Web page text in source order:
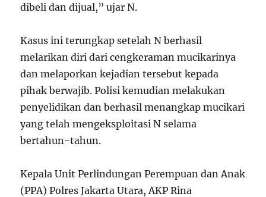
dibeli dan dijual,” ujar N.
Kasus ini terungkap setelah N berhasil
melarikan diri dari cengkeraman mucikarinya
dan melaporkan kejadian tersebut kepada
pihak berwajib. Polisi kemudian melakukan
penyelidikan dan berhasil menangkap mucikari
yang telah mengeksploitasi N selama
bertahun-tahun.
Kepala Unit Perlindungan Perempuan dan Anak
(PPA) Polres Jakarta Utara, AKP Rina